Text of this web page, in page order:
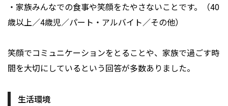
・家族みんなでの食事や笑顔をたやさないことです。（40
歳以上／4歳児／パート・アルバイト／その他）
笑顔でコミュニケーションをとることや、家族で過ごす時
間を大切にしているという回答が多数ありました。
生活環境